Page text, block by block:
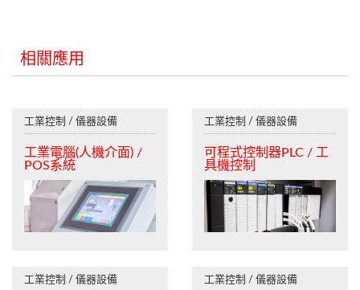
相關應用
工業控制 / 儀器設備
工業電腦(人機介面) /
POS系統
工業控制 / 儀器設備
可程式控制器PLC / 工
具機控制
工業控制 / 儀器設備 工業控制 / 儀器設備